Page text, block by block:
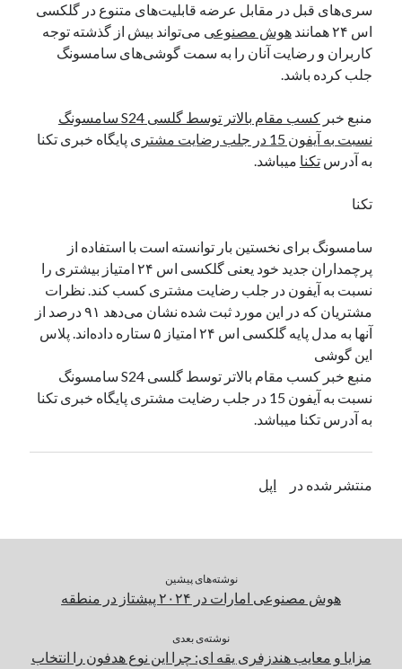
آگوست 2023
جولای 2023
دسامبر 2022
دسته‌ها
اپل
سری‌های قبل در مقابل عرضه قابلیت‌های متنوع در گلکسی
اس ۲۴ همانند
هوش مصنوعی می‌تواند بیش از گذشته توجه
کاربران و رضایت آنان را به سمت گوشی‌های سامسونگ
جلب کرده باشد.
منبع خبر
کسب مقام بالاتر توسط گلسی S24 سامسونگ
نسبت به آیفون 15 در جلب رضایت مشتری
پایگاه خبری تکنا
به آدرستکنا میباشد.
تکنا
سامسونگ برای نخستین بار توانسته است با استفاده از
پرچمداران جدید خود یعنی گلکسی اس ۲۴ امتیاز بیشتری را
نسبت به آیفون در جلب رضایت مشتری کسب کند. نظرات
مشتریان که در این مورد ثبت شده نشان می‌دهد ۹۱ درصد از
آنها به مدل پایه گلکسی اس ۲۴ امتیاز ۵ ستاره داده‌اند. پلاس
این گوشی
منبع خبر کسب مقام بالاتر توسط گلسی S24 سامسونگ
نسبت به آیفون 15 در جلب رضایت مشتری پایگاه خبری تکنا
به آدرس تکنا میباشد.
منتشر شده در اپل
نوشته‌های پیشین
هوش مصنوعی امارات در ۲۰۲۴ پیشتاز در منطقه
نوشته‌ی بعدی
مزایا و معایب هندزفری یقه ای: چرا این نوع هدفون را انتخاب